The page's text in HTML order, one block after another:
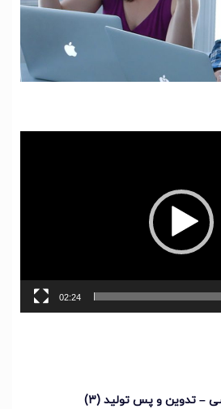
02:24
– تدوین و پس تولید (3)